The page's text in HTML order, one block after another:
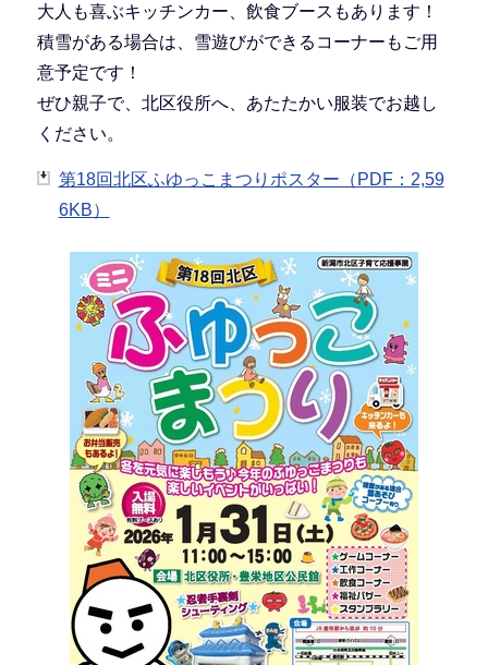
大人も喜ぶキッチンカー、飲食ブースもあります！
積雪がある場合は、雪遊びができるコーナーもご用
意予定です！
ぜひ親子で、北区役所へ、あたたかい服装でお越し
ください。
第18回北区ふゆっこまつりポスター（PDF：2,59
6KB）